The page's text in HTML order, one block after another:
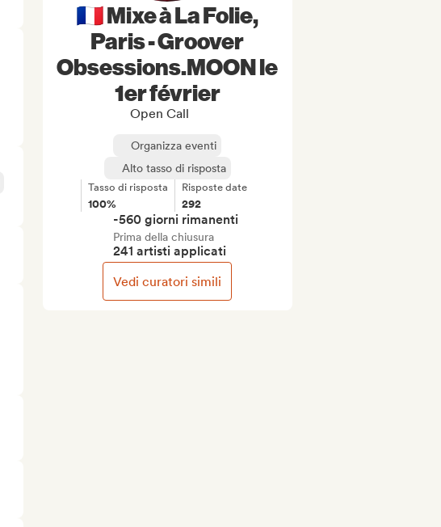
🇫🇷 Mixe à La Folie,
Paris - Groover
Obsessions.MOON le
1er février
Open Call
Organizza eventi
Alto tasso di risposta
Tasso di risposta
100%
Risposte date
292
-560 giorni rimanenti
Prima della chiusura
241 artisti applicati
Vedi curatori simili